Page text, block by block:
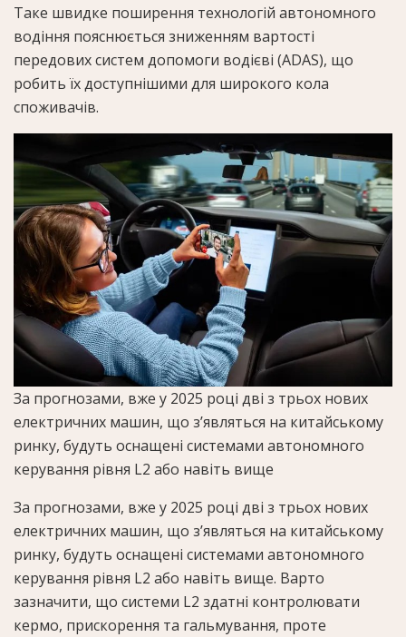
Таке швидке поширення технологій автономного
водіння пояснюється зниженням вартості
передових систем допомоги водієві (ADAS), що
робить їх доступнішими для широкого кола
споживачів.
За прогнозами, вже у 2025 році дві з трьох нових
електричних машин, що з’являться на китайському
ринку, будуть оснащені системами автономного
керування рівня L2 або навіть вище
За прогнозами, вже у 2025 році дві з трьох нових
електричних машин, що з’являться на китайському
ринку, будуть оснащені системами автономного
керування рівня L2 або навіть вище. Варто
зазначити, що системи L2 здатні контролювати
кермо, прискорення та гальмування, проте